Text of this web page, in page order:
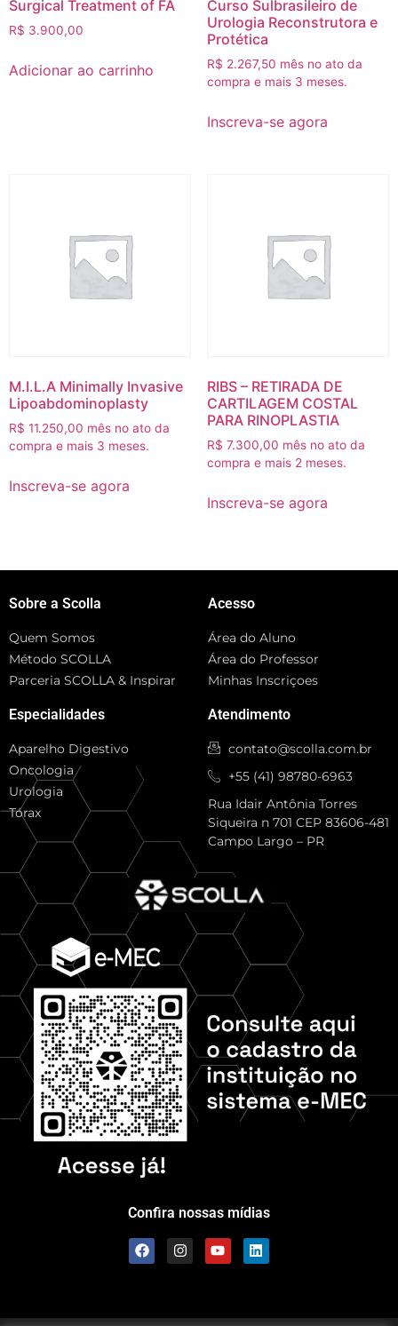
Surgical Treatment of FA‎
R$ 3.900,00
Adicionar ao carrinho
Curso Sulbrasileiro de
Urologia Reconstrutora e
Protética
R$ 2.267,50 mês no ato da
compra e mais 3 meses.
Inscreva-se agora
M.I.L.A Minimally Invasive
Lipoabdominoplasty
R$ 11.250,00 mês no ato da
compra e mais 3 meses.
Inscreva-se agora
RIBS – RETIRADA DE
CARTILAGEM COSTAL
PARA RINOPLASTIA
R$ 7.300,00 mês no ato da
compra e mais 2 meses.
Inscreva-se agora
Sobre a Scolla
Quem Somos
Método SCOLLA
Parceria SCOLLA & Inspirar
Especialidades
Aparelho Digestivo
Oncologia
Urologia
Tórax
Acesso
Área do Aluno
Área do Professor
Minhas Inscriçoes
Atendimento
contato@scolla.com.br
+55 (41) 98780-6963
Rua Idair Antônia Torres
Siqueira n 701 CEP 83606-481
Campo Largo – PR
Confira nossas mídias